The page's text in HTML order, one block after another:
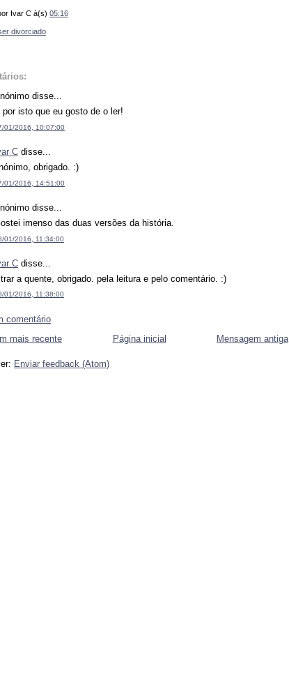
Ivar C à(s) 05:16
divorciado
disse...
por isto que eu gosto de o ler!
01/2016, 10:07:00
C disse...
obrigado. :)
01/2016, 14:51:00
disse...
imenso das duas versões da história.
01/2016, 11:34:00
C disse...
a quente, obrigado. pela leitura e pelo comentário. :)
01/2016, 11:38:00
comentário
mais recente
Mensagem antiga
Página inicial
Enviar feedback (Atom)